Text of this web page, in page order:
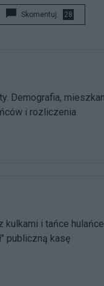
Skomentuj 28
Demografia,
i rozliczenia
kulkami i tańce
publiczną kasę